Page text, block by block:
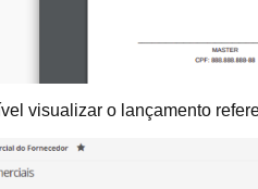
visualizar o lançamento